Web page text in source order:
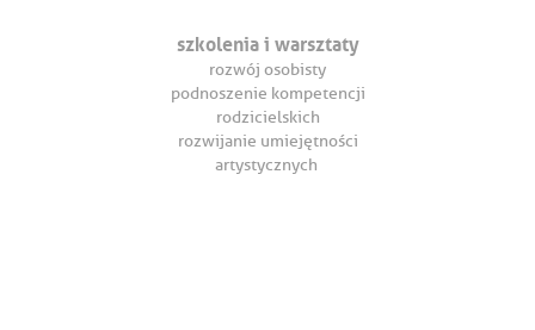
szkolenia i warsztaty
rozwój osobisty
podnoszenie kompetencji
rodzicielskich
rozwijanie umiejętności
artystycznych